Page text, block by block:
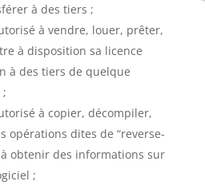
à des tiers ;
à vendre, louer, prêter,
à disposition sa licence
à des tiers de quelque
à copier, décompiler,
opérations dites de “reverse-
obtenir des informations sur
;